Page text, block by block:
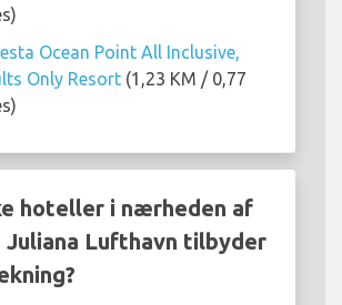
Ocean Point All Inclusive,
Only Resort (1,23 KM / 0,77
hoteller i nærheden af
Juliana Lufthavn tilbyder